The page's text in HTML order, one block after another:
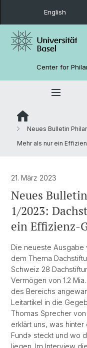
English
Center for
Neues Bulletin
Mehr als nur ein
21. März 2023
Neues
1/2023:
ein Effizienz-
Die neueste Ausgabe
dem Thema
Schweiz 28
Vermögen von 1.2
des Bereichs
Leitartikel in die
Thomas Sprecher
erklärt uns, was
Fund» steckt und wo
liegen. Im Interview